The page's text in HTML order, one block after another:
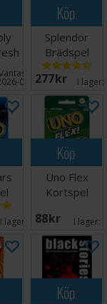
in:
08-31
Köp
Splendor
Brädspel
277 SEK I lager:
I lager: 14
Köp
Uno Flex
Kortspel
88 SEK I lager:
Köp